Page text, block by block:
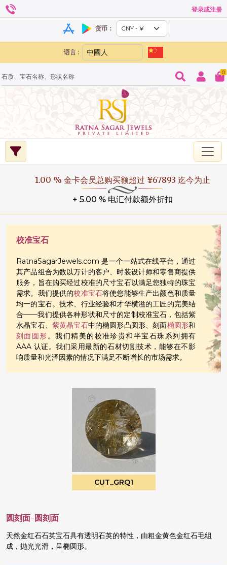
登录或注册
货币：
语言 :
0
1.00 % 金卡会员总购买额超过 ¥67893 迄今为止
+ 5.00 % 电汇付款额外折扣
校准宝石
RatnaSagarJewels.com 是一个一站式在线平台，通过
其产品组合为数以万计的客户、时装设计师和零售商提供
服务，旨在购买经过校准的尺寸宝石以满足您独特的珠宝
需求。我们提供的校准宝石将使您能够生产出颜色和质量
均一的宝石。技术、行业经验和才华横溢的工匠的完美结
合——我们提供各种形状和尺寸的定制校准宝石，包括紫
水晶宝石、 紫黄晶宝石中的椭圆形凸圆形、刻面椭圆形和
刻面圆形。我们精美的校准珍贵和半宝石珠系列拥有
AAA 认证。我们采用最新的石材切割技术，能够在不影
响质量和光泽因素的情况下满足不断增长的市场需求。
CUT_GRQ1
圆刻面-圆刻面
天然金红石石英宝石具有透明石英的特性，由粗金黄色金红石毛组
成，抛光光滑，呈椭圆形。